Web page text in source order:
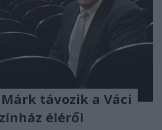
távozik a Váci
éléről